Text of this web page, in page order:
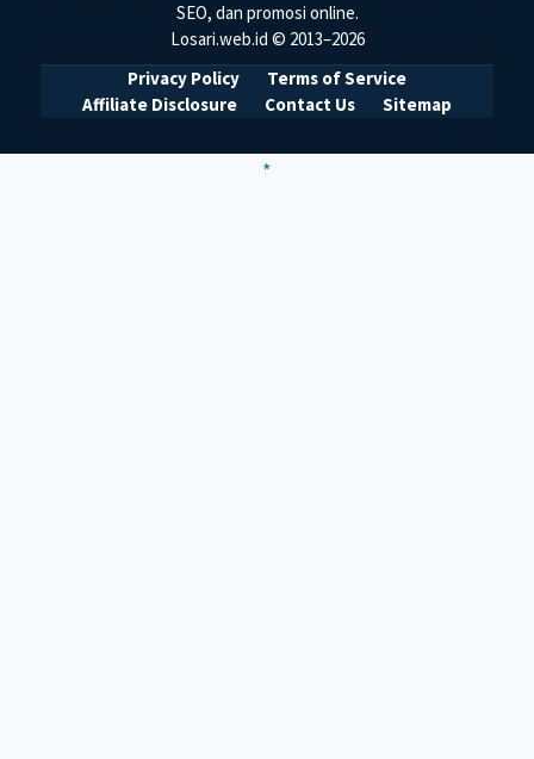
SEO, dan promosi online.
Losari.web.id © 2013–2026
Privacy Policy
Terms of Service
Affiliate Disclosure
Contact Us Sitemap
*